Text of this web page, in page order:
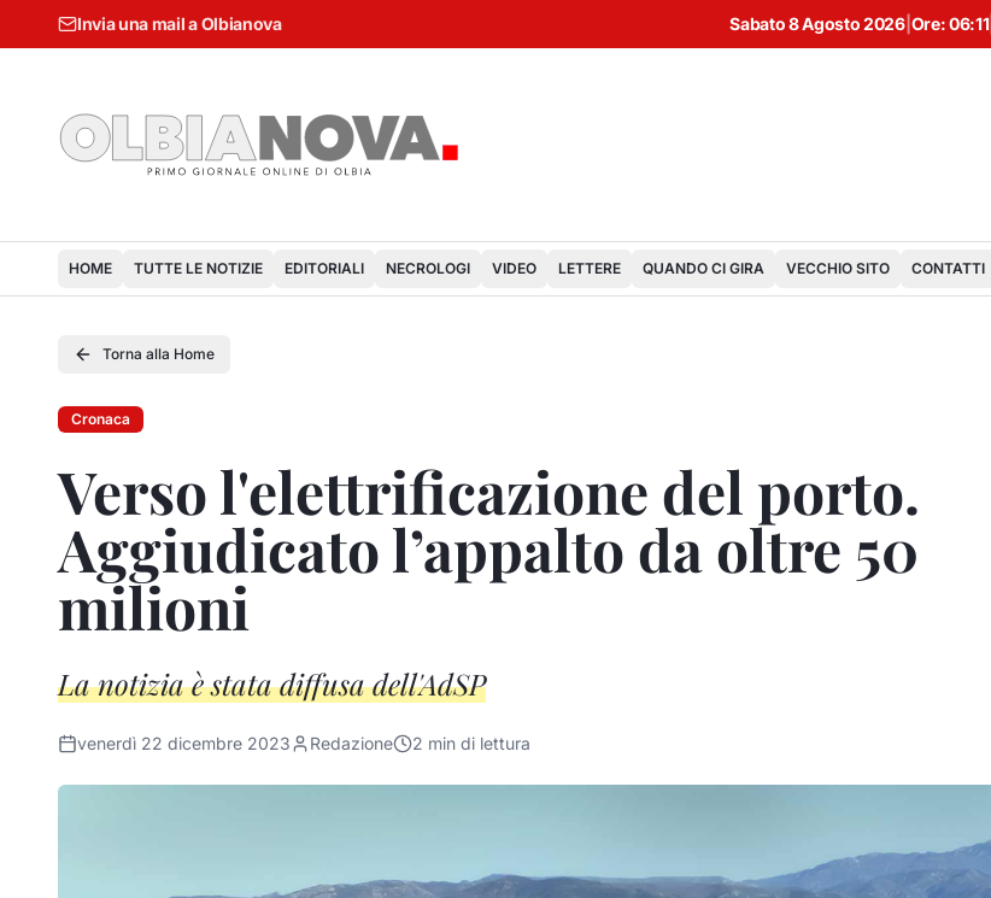
Invia una mail a Olbianova Sabato 8 Agosto 2026| Ore:06:11|
HOME TUTTE LE NOTIZIE EDITORIALI NECROLOGI VIDEO LETTERE QUANDO CI GIRA VECCHIO SITO CONTATTI
Torna alla Home
Cronaca
Verso l'elettrificazione del porto.
Aggiudicato l’appalto da oltre 50
milioni
La notizia è stata diffusa dell'AdSP
venerdì 22 dicembre 2023 Redazione 2 min di lettura